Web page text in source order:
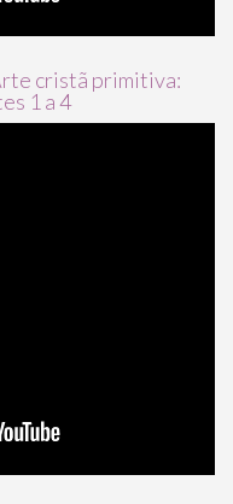
cristã primitiva:
1 a 4